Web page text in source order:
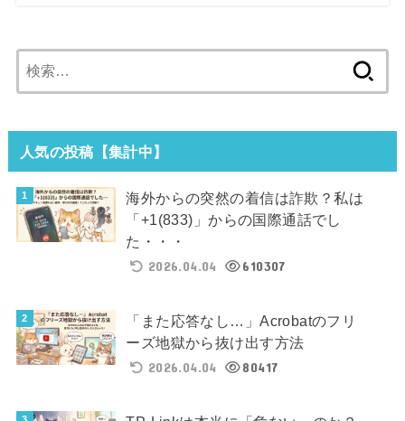
索:
人気の投稿【集計中】
海外からの突然の着信は詐欺？私は
「+1(833)」からの国際通話でし
た・・・
2026.04.04
610307
「また応答なし…」Acrobatのフリ
ーズ地獄から抜け出す方法
2026.04.04
80417